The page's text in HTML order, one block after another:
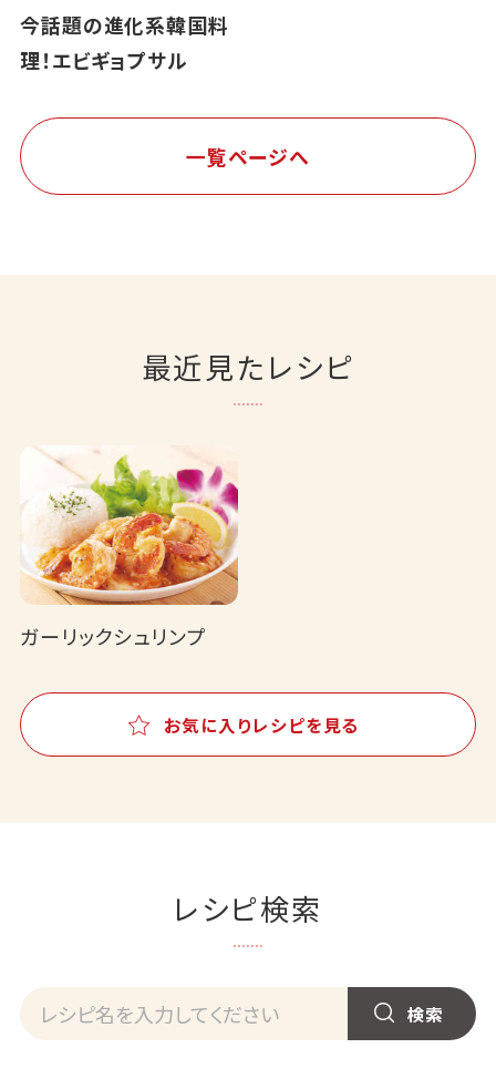
今話題の進化系韓国料
理！エビギョプサル
一覧ページへ
最近見たレシピ
ガーリックシュリンプ
お気に入りレシピを見る
レシピ検索